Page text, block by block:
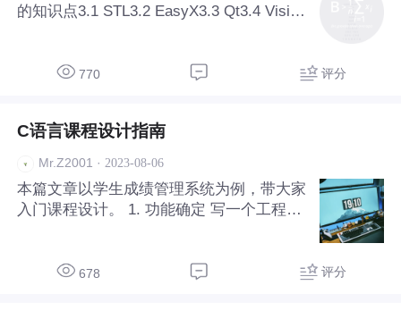
的知识点3.1 STL3.2 EasyX3.3 Qt3.4 Visio4
面向过程的语言，很多操作都设计成一个个
770 评分
C语言课程设计指南
Mr.Z2001 · 2023-08-06
本篇文章以学生成绩管理系统为例，带大家
入门课程设计。 1. 功能确定 写一个工程，
频网站，而如今有很多产品经理批评bilibili
678 评分